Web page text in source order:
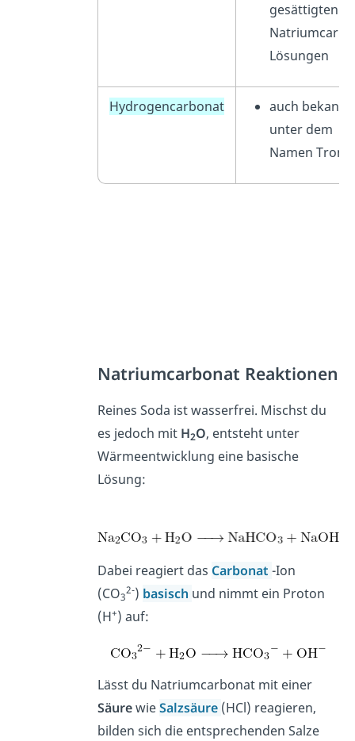
gesättigten
Lösungen
Hydrogencarbonat
auch bekannt
unter dem
Namen Trona
Natriumcarbonat Reaktionen
Reines Soda ist wasserfrei. Mischst du
es jedoch mit H2O, entsteht unter
Wärmeentwicklung eine basische
Lösung:
Dabei reagiert das Carbonat -Ion
(CO3
2-) basisch und nimmt ein Proton
(H+) auf:
Lässt du Natriumcarbonat mit einer
SäurewieSalzsäure (HCl) reagieren,
bilden sich die entsprechenden Salze